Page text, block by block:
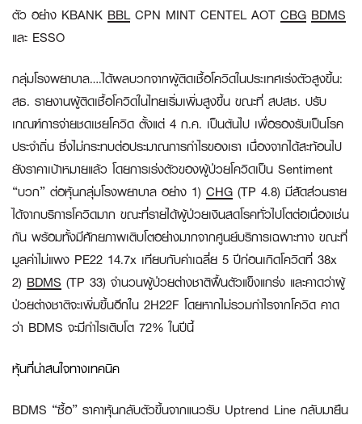
ตัว อย่าง KBANK BBLCPN MINT CENTEL AOT CBG BDMS
และ ESSO
กลุ่มโรงพยาบาล….ได้ผลบวกจากผู้ติดเชื้อโควิดในประเทศเร่งตัวสูงขึ้น:
สธ. รายงานผู้ติดเชื้อโควิดในไทยเริ่มเพิ่มสูงขึ้น ขณะที่ สปสช. ปรับ
เกณฑ์การจ่ายชดเชยโควิด ตั้งแต่ 4 ก.ค. เป็นต้นไป เพื่อรองรับเป็นโรค
ประจำถิ่น ซึ่งไม่กระทบต่อประมาณการกำไรของเรา เนื่องจากได้สะท้อนไป
ยังราคาเป้าหมายแล้ว โดยการเร่งตัวของผู้ป่วยโควิดเป็น Sentiment
“บวก” ต่อหุ้นกลุ่มโรงพยาบาล อย่าง 1) CHG (TP 4.8) มีสัดส่วนราย
ได้จากบริการโควิดมาก ขณะที่รายได้ผู้ป่วยเงินสดโรคทั่วไปโตต่อเนื่องเช่น
กัน พร้อมทั้งมีศักยภาพเติบโตอย่างมากจากศูนย์บริการเฉพาะทาง ขณะที่
มูลค่าไม่แพง PE22 14.7x เทียบกับค่าเฉลี่ย 5 ปีก่อนเกิดโควิดที่ 38x
2) BDMS (TP 33) จำนวนผู้ป่วยต่างชาติฟื้นตัวแข็งแกร่ง และคาดว่าผู้
ป่วยต่างชาติจะเพิ่มขึ้นอีกใน 2H22F โดยหากไม่รวมกำไรจากโควิด คาด
ว่า BDMS จะมีกำไรเติบโต 72% ในปีนี้
หุ้นที่น่าสนใจทางเทคนิค
BDMS “ซื้อ” ราคาหุ้นกลับตัวขึ้นจากแนวรับ Uptrend Line กลับมายืน